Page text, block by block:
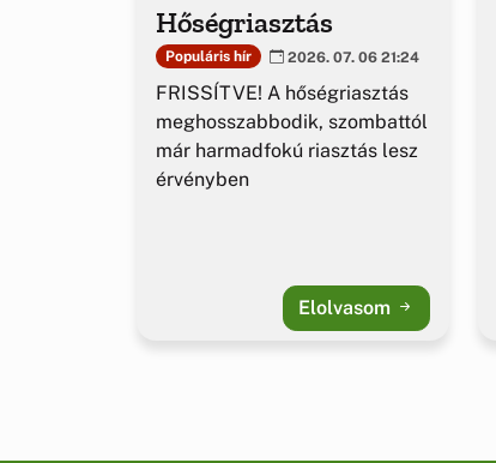
Hőségriasztás
Populáris hír 2026. 07. 06 21:24
FRISSÍTVE! A hőségriasztás
meghosszabbodik, szombattól
már harmadfokú riasztás lesz
érvényben
Elolvasom